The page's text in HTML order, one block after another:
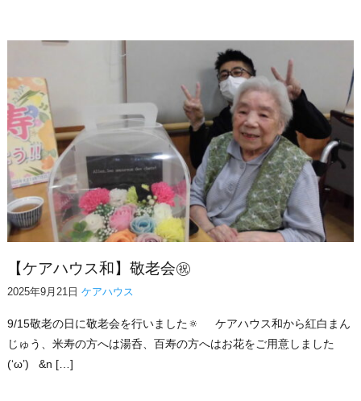
【ケアハウス和】敬老会㊗
2025年9月21日 ケアハウス
9/15敬老の日に敬老会を行いました🔅 ケアハウス和から紅白まん
じゅう、米寿の方へは湯呑、百寿の方へはお花をご用意しました
(‘ω’) &n […]